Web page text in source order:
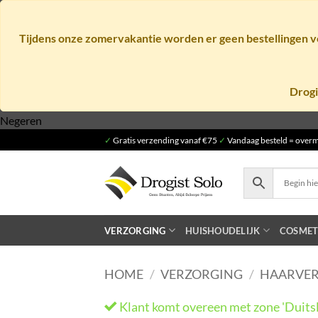
Tijdens onze zomervakantie worden er geen
Negeren
inhoud
✓ Gratis verzending vanaf €75 ✓ Vandaag besteld =
VERZORGING HUISHOUDELIJK
HOME / VERZORGING /
Klant komt overeen met zone